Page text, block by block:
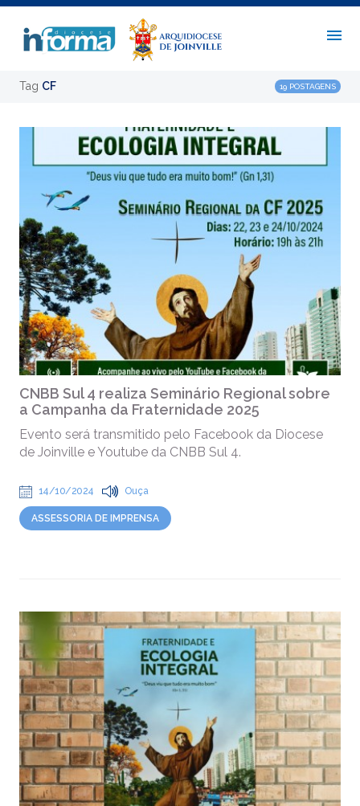
Tag CF 19 POSTAGENS
CNBB Sul 4 realiza Seminário Regional sobre
a Campanha da Fraternidade 2025
Evento será transmitido pelo Facebook da Diocese
de Joinville e Youtube da CNBB Sul 4.
14/10/2024 Ouça
ASSESSORIA DE IMPRENSA